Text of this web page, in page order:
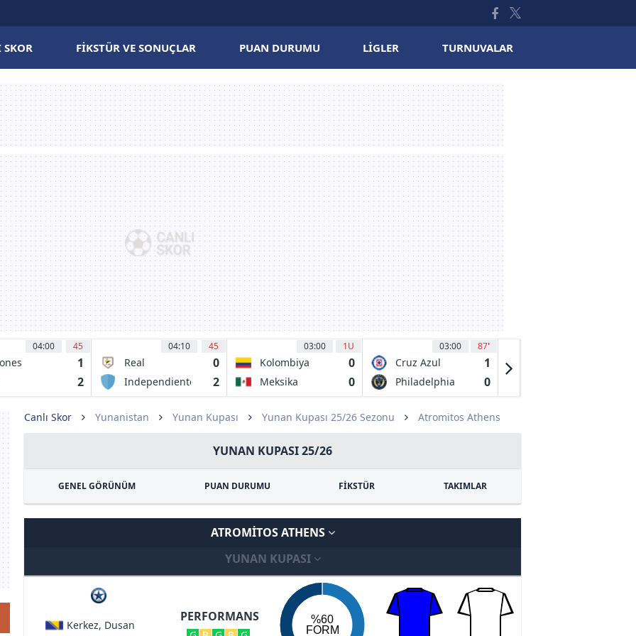
SKOR FIKSTÜR VE SONUÇLAR PUAN DURUMU LIGLER TURNUVALAR
04:00 45
UDEG
1
2
04:10 45
Real
Cartagena FC
0
Independiente
Cauca
2
03:00 1U
Kolombiya 0
Meksika 0
03:00 87'
Cruz Azul 1
Philadelphia
0
Canlı Skor Yunanistan Yunan Kupası Yunan Kupası 25/26 Sezonu Atromitos Athens
YUNAN KUPASI 25/26
GENEL GÖRÜNÜM PUAN DURUMU FİKSTÜR TAKIMLAR
ATROMITOS ATHENS
YUNAN KUPASI
Kerkez, Dusan
PERFORMANS
%60
FORM